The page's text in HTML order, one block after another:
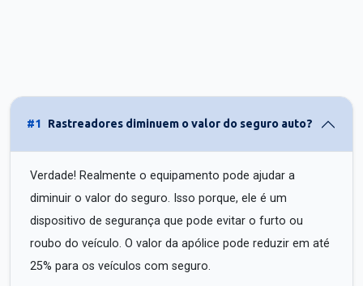
#1 Rastreadores diminuem o valor do seguro auto?
Verdade! Realmente o equipamento pode ajudar a
diminuir o valor do seguro. Isso porque, ele é um
dispositivo de segurança que pode evitar o furto ou
roubo do veículo. O valor da apólice pode reduzir em até
25% para os veículos com seguro.